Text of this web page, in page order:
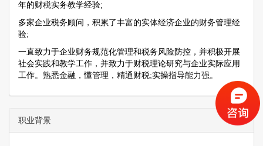
年的财税实务教学经验;
多家企业税务顾问，积累了丰富的实体经济企业的财务管理经
验;
一直致力于企业财务规范化管理和税务风险防控，并积极开展
社会实践和教学工作，并致力于财税理论研究与企业实际应用
工作。熟悉金融，懂管理，精通财税;实操指导能力强。
职业背景